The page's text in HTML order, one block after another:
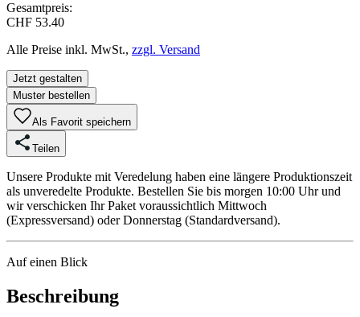
Gesamtpreis:
CHF 53.40
Alle Preise inkl. MwSt., zzgl. Versand
Jetzt gestalten
Muster bestellen
Als Favorit speichern
Teilen
Unsere Produkte mit Veredelung haben eine längere Produktionszeit
als unveredelte Produkte. Bestellen Sie bis morgen 10:00 Uhr und
wir verschicken Ihr Paket voraussichtlich Mittwoch
(Expressversand) oder Donnerstag (Standardversand).
Auf einen Blick
Beschreibung